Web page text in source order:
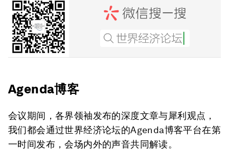
Agenda博客
会议期间，各界领袖发布的深度文章与犀利观点，
我们都会通过世界经济论坛的Agenda博客平台在第
一时间发布，会场内外的声音共同解读。